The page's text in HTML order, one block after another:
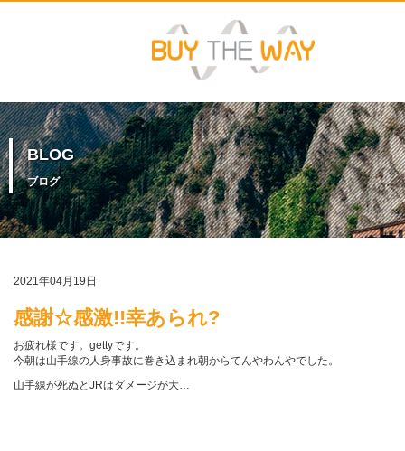
BLOG
ブログ
2021年04月19日
感謝☆感激!!幸あられ?
お疲れ様です。gettyです。
今朝は山手線の人身事故に巻き込まれ朝からてんやわんやでした。
山手線が死ぬとJRはダメージが大…